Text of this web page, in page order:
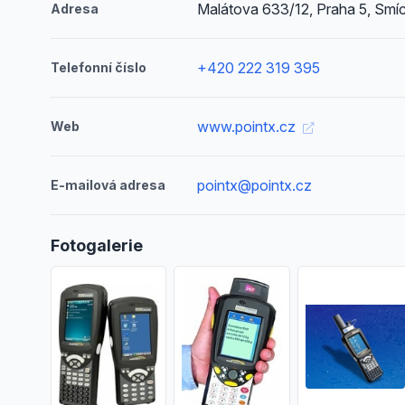
Adresa Malátova 633/12, Praha 5,
Telefonní číslo +420 222 319 395
Web www.pointx.cz
E-mailová adresa pointx@pointx.cz
Fotogalerie